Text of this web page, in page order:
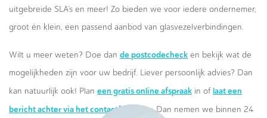
uitgebreide SLA’s en meer! Zo bieden we voor iedere ondernemer,
groot én klein, een passend aanbod van glasvezelverbindingen.
Wilt u meer weten? Doe dan de postcodecheck en bekijk wat de
mogelijkheden zijn voor uw bedrijf. Liever persoonlijk advies? Dan
kan natuurlijk ook! Plan een gratis online afspraak in of laat een
bericht achter via het contactformulier.Dan nemen we binnen 24